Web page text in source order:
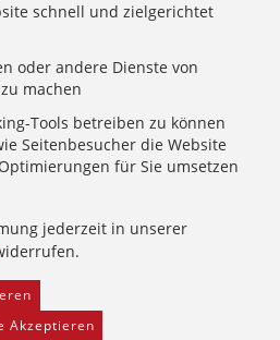
Wards erster Weg nach Rom
konkret
- Weiblich - CJ
Sendung
Ordensleitung
Facebook Freie Stellen
schnell und zielgerichtet
oder andere Dienste von
machen
Tools betreiben zu können
Seitenbesucher die Website
für Sie umsetzen
jederzeit in unserer
Akzeptieren